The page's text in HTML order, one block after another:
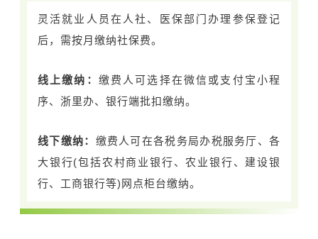
灵活就业人员在人社、医保部门办理参保登记
后，需按月缴纳社保费。
线上缴纳： 缴费人可选择在微信或支付宝小程
序、浙里办、银行端批扣缴纳。
线下缴纳： 缴费人可在各税务局办税服务厅、各
大银行(包括农村商业银行、农业银行、建设银
行、工商银行等)网点柜台缴纳。